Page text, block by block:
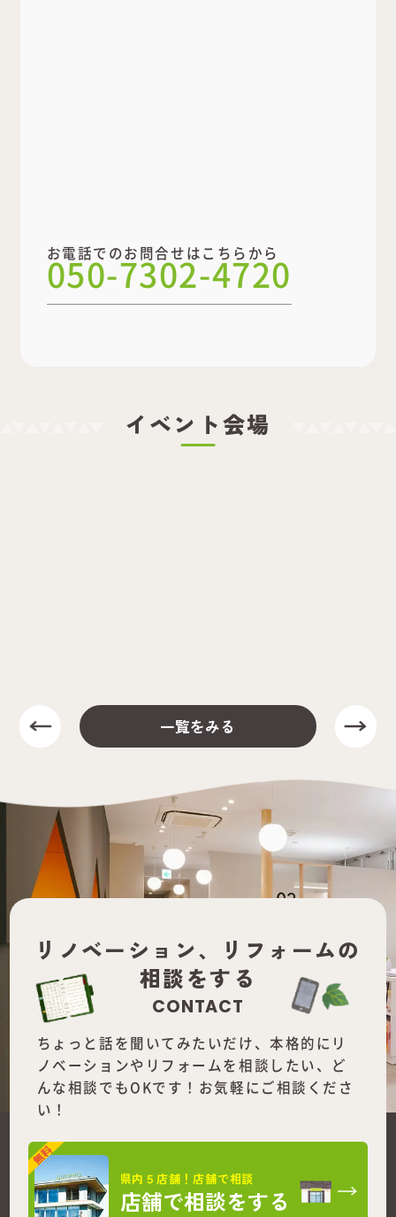
お電話でのお問合せはこちらから
050-7302-4720
イベント会場
一覧をみる
リノベーション、
リフォームの
相談をする
CONTACT
ちょっと話を聞いてみたいだけ、本格的にリ
ノベーションやリフォームを相談したい、ど
んな相談でもOKです！お気軽にご相談くださ
い！
県内５店舗！店舗で相談
店舗で相談をする